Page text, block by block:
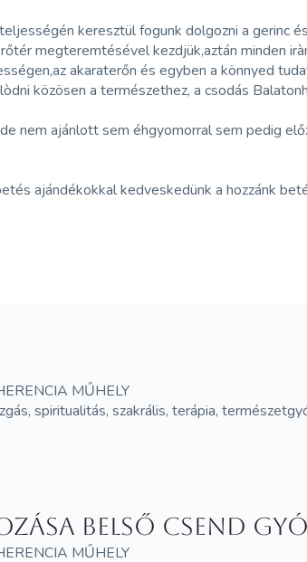
keresztül fogunk dolgozni a gerinc
megteremtésével kezdjük,aztán minden
akaraterőn és egyben a könnyed
közösen a természethez, a csodás
nem ajánlott sem éhgyomorral sem pedig
ajándékokkal kedveskedünk a hozzánk
MŰHELY
spiritualitás, szakrális, terápia,
Belső csend
MŰHELY